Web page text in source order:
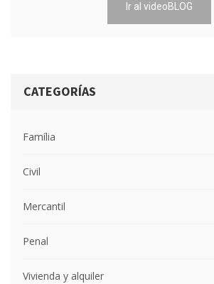
Ir al videoBLOG
CATEGORÍAS
Família
Civil
Mercantil
Penal
Vivienda y alquiler